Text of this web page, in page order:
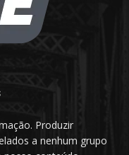
Produzir
a nenhum grupo